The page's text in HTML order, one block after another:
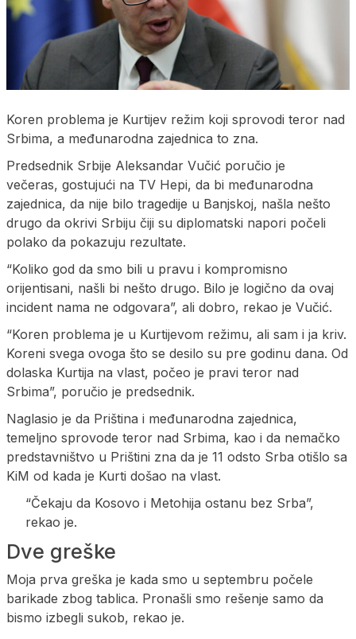
Koren problema je Kurtijev režim koji sprovodi teror nad
Srbima, a međunarodna zajednica to zna.
Predsednik Srbije Aleksandar Vučić poručio je
večeras, gostujući na TV Hepi, da bi međunarodna
zajednica, da nije bilo tragedije u Banjskoj, našla nešto
drugo da okrivi Srbiju čiji su diplomatski napori počeli
polako da pokazuju rezultate.
“Koliko god da smo bili u pravu i kompromisno
orijentisani, našli bi nešto drugo. Bilo je logično da ovaj
incident nama ne odgovara”, ali dobro, rekao je Vučić.
“Koren problema je u Kurtijevom režimu, ali sam i ja kriv.
Koreni svega ovoga što se desilo su pre godinu dana. Od
dolaska Kurtija na vlast, počeo je pravi teror nad
Srbima”, poručio je predsednik.
Naglasio je da Priština i međunarodna zajednica,
temeljno sprovode teror nad Srbima, kao i da nemačko
predstavništvo u Prištini zna da je 11 odsto Srba otišlo sa
KiM od kada je Kurti došao na vlast.
“Čekaju da Kosovo i Metohija ostanu bez Srba”,
rekao je.
Dve greške
Moja prva greška je kada smo u septembru počele
barikade zbog tablica. Pronašli smo rešenje samo da
bismo izbegli sukob, rekao je.